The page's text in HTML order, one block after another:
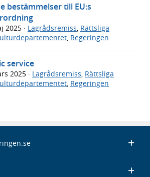
bestämmelser till EU:s
2025 · Lagrådsremiss Rättsliga
Regeringen
service
2025 · Lagrådsremiss, Rättsliga
, Regeringen